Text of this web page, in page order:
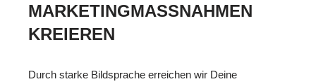
MARKETINGMASSNAHMEN
KREIEREN
Durch starke Bildsprache erreichen wir Deine